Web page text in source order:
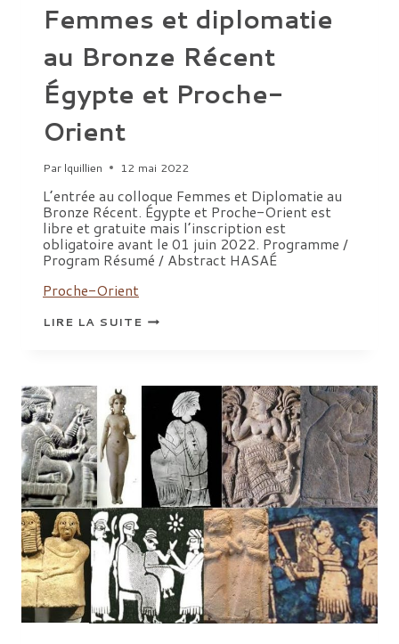
Femmes et diplomatie
au Bronze Récent
Égypte et Proche-
Orient
Par lquillien 12 mai 2022
L’entrée au colloque Femmes et Diplomatie au
Bronze Récent. Égypte et Proche-Orient est
libre et gratuite mais l’inscription est
obligatoire avant le 01 juin 2022. Programme /
Program Résumé / Abstract HASAÉ
Proche-Orient
LIRE LA SUITEFEMMES
ET
ÉGYPTE
PROCHE-
ORIENT